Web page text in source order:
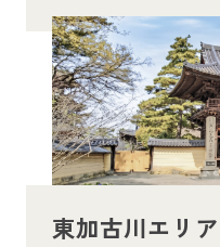
東加古川エリア